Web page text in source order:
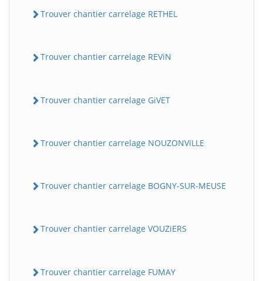
Trouver chantier carrelage RETHEL
Trouver chantier carrelage REViN
Trouver chantier carrelage GiVET
Trouver chantier carrelage NOUZONViLLE
Trouver chantier carrelage BOGNY-SUR-MEUSE
Trouver chantier carrelage VOUZiERS
Trouver chantier carrelage FUMAY